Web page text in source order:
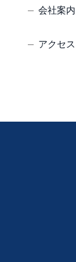
会社案内
アクセス